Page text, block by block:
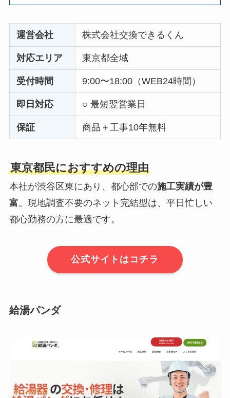
運営会社 株式会社交換できるくん
対応エリア 東京都全域
受付時間 9:00〜18:00（WEB24時間）
即日対応 ○ 最短翌営業日
保証 商品＋工事10年無料
東京都民におすすめの理由
本社が渋谷区東にあり、都心部での施工実績が豊
富。現地調査不要のネット完結型は、平日忙しい
都心勤務の方に最適です。
公式サイトはコチラ
給湯パンダ